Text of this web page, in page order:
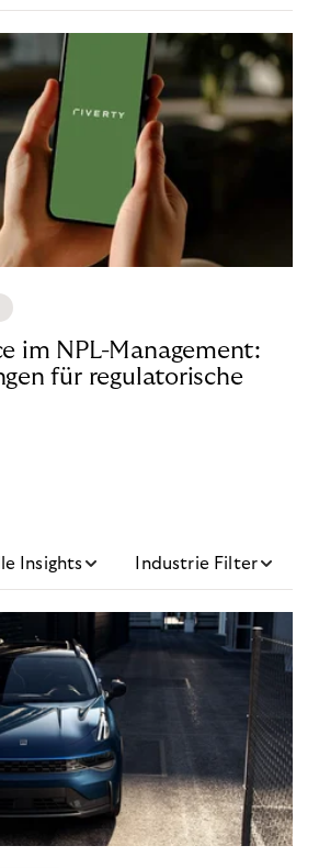
im NPL-Management:
für regulatorische
Insights Industrie Filter